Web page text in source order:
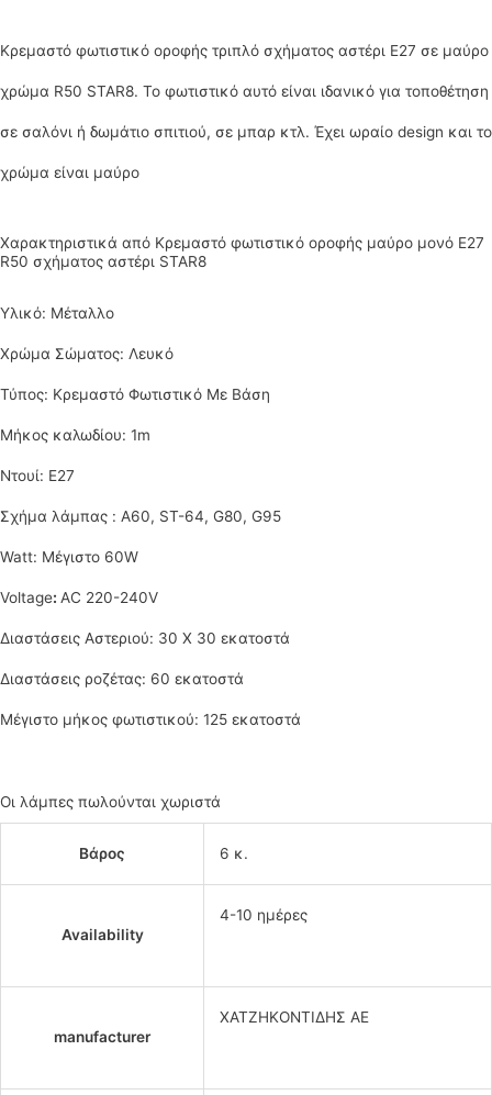
Κρεμαστό φωτιστικό οροφής τριπλό σχήματος αστέρι Ε27 σε μαύρο
χρώμα R50 STAR8. Το φωτιστικό αυτό είναι ιδανικό για τοποθέτηση
σε σαλόνι ή δωμάτιο σπιτιού, σε μπαρ κτλ. Έχει ωραίο design και το
χρώμα είναι μαύρο
Χαρακτηριστικά από Κρεμαστό φωτιστικό οροφής μαύρο μονό Ε27
R50 σχήματος αστέρι STAR8
Υλικό: Μέταλλο
Χρώμα Σώματος: Λευκό
Τύπος: Κρεμαστό Φωτιστικό Με Βάση
Μήκος καλωδίου: 1m
Ντουί: Ε27
Σχήμα λάμπας : A60, ST-64, G80, G95
Watt: Μέγιστο 60W
Voltage: AC 220-240V
Διαστάσεις Αστεριού: 30 Χ 30 εκατοστά
Διαστάσεις ροζέτας: 60 εκατοστά
Μέγιστο μήκος φωτιστικού: 125 εκατοστά
Οι λάμπες πωλούνται χωριστά
Βάρος 6 κ.
Availability
4-10 ημέρες
manufacturer
ΧΑΤΖΗΚΟΝΤΙΔΗΣ ΑΕ